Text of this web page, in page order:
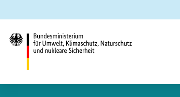
Hauptinhalt
springen
Suche
springen
Hauptnavigation
springen